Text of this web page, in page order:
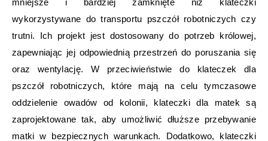
mniejsze i bardziej zamknięte niż klateczki
wykorzystywane do transportu pszczół robotniczych czy
trutni. Ich projekt jest dostosowany do potrzeb królowej,
zapewniając jej odpowiednią przestrzeń do poruszania się
oraz wentylację. W przeciwieństwie do klateczek dla
pszczół robotniczych, które mają na celu tymczasowe
oddzielenie owadów od kolonii, klateczki dla matek są
zaprojektowane tak, aby umożliwić dłuższe przebywanie
matki w bezpiecznych warunkach. Dodatkowo, klateczki